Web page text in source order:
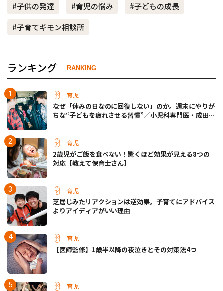
#子供の発達
#育児の悩み
#子どもの成長
#子育てギモン相談所
ランキング RANKING
育児
なぜ「休みの日なのに回復しない」のか。週末にやりが
ちな“子どもを疲れさせる習慣”／小児科専門医・成田奈
育児
2歳児がご飯を食べない！驚くほど効果が見える8つの
対応【教えて保育士さん】
育児
芝居じみたリアクションは逆効果。子育てにアドバイス
よりアイディアがいい理由
育児
【医師監修】1歳半以降の夜泣きとその対策法4つ
育児